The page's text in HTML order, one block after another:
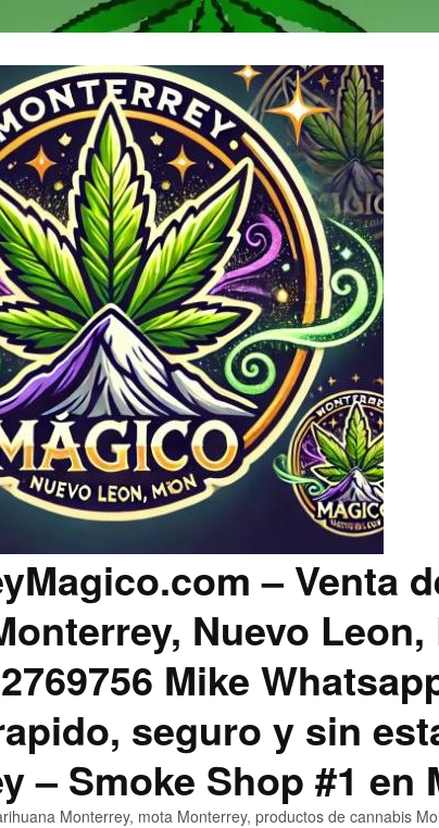
– Venta
Nuevo
Mike
seguro y sin
– Smoke Shop #1 en
Monterrey, mota Monterrey, productos de cannabis